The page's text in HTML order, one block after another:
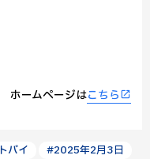
ホームページはこちら
バイ #2025年2月3日